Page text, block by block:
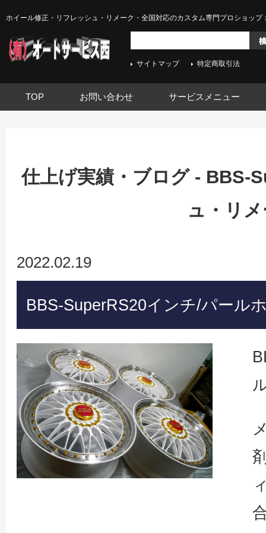
ホイール修正・リフレッシュ・リメーク・全国対応のカスタム専門プロショップ
サイトマップ 特定商取引法
TOP お問い合わせ サービスメニュー
仕上げ実績・ブログ - BBS-
ュ・リ
2022.02.19
BBS-SuperRS20インチ/パール